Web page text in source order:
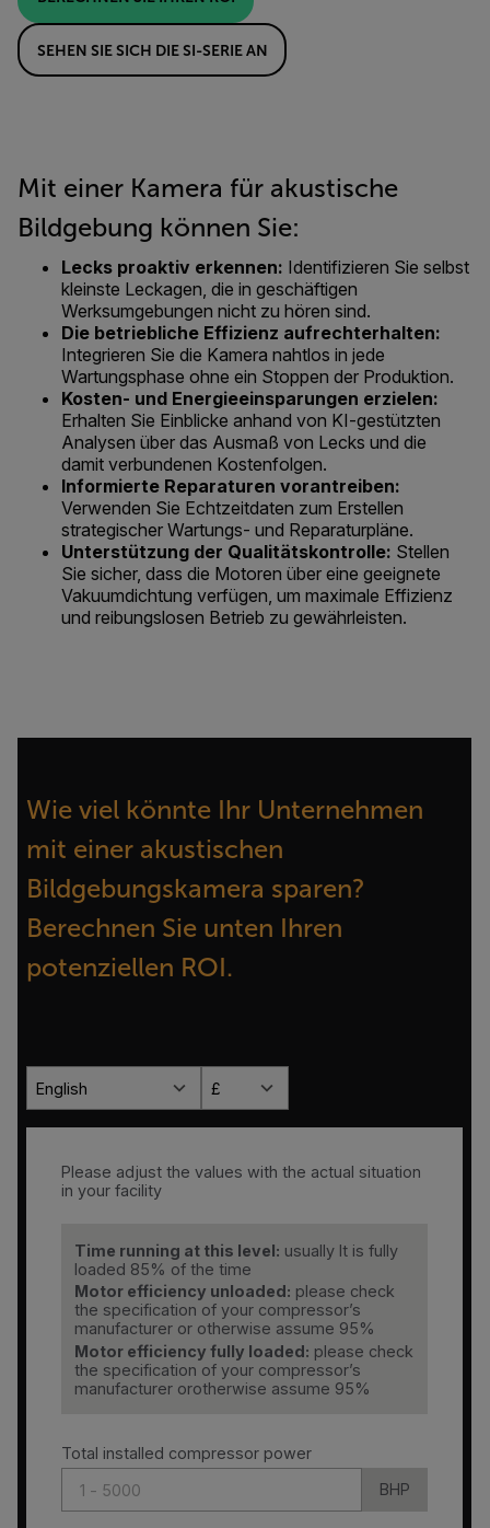
SEHEN SIE SICH DIE SI-SERIE AN
Mit einer Kamera für akustische
Bildgebung können Sie:
Lecks proaktiv erkennen: Identifizieren Sie selbst
kleinste Leckagen, die in geschäftigen
Werksumgebungen nicht zu hören sind.
Die betriebliche Effizienz aufrechterhalten:
Integrieren Sie die Kamera nahtlos in jede
Wartungsphase ohne ein Stoppen der Produktion.
Kosten- und Energieeinsparungen erzielen:
Erhalten Sie Einblicke anhand von KI-gestützten
Analysen über das Ausmaß von Lecks und die
damit verbundenen Kostenfolgen.
Informierte Reparaturen vorantreiben:
Verwenden Sie Echtzeitdaten zum Erstellen
strategischer Wartungs- und Reparaturpläne.
Unterstützung der Qualitätskontrolle: Stellen
Sie sicher, dass die Motoren über eine geeignete
Vakuumdichtung verfügen, um maximale Effizienz
und reibungslosen Betrieb zu gewährleisten.
Wie viel könnte Ihr Unternehmen
mit einer akustischen
Bildgebungskamera sparen?
Berechnen Sie unten Ihren
potenziellen ROI.
English £
Please adjust the values with the actual situation
in your facility
Time running at this level: usually It is fully
loaded 85% of the time
Motor efficiency unloaded: please check
the specification of your compressor’s
manufacturer or otherwise assume 95%
Motor efficiency fully loaded: please check
the specification of your compressor’s
manufacturer orotherwise assume 95%
Total installed compressor power
BHP